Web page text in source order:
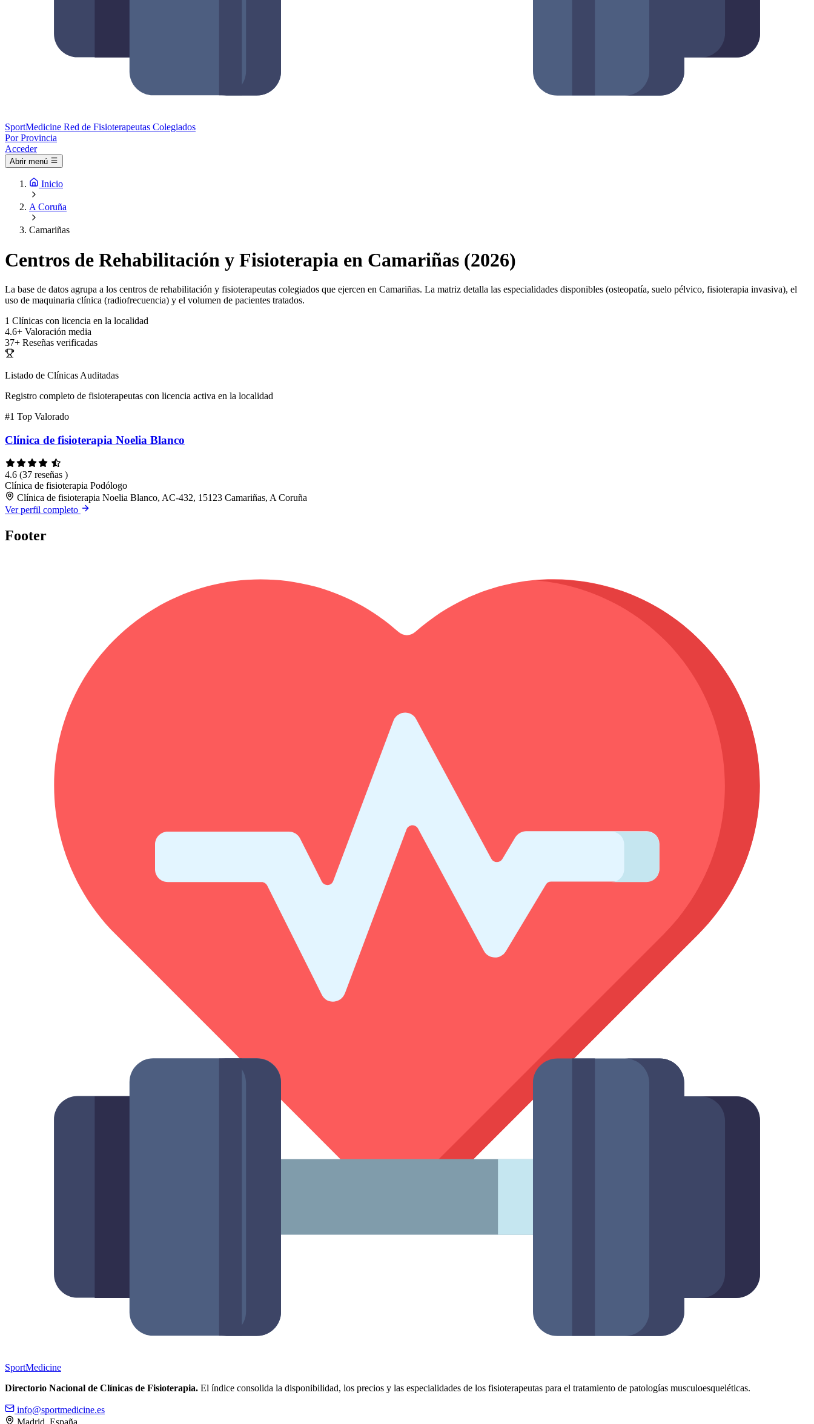
SportMedicine Red de Fisioterapeutas Colegiados
Por Provincia
Acceder
Abrir menú
Inicio
A Coruña
Camariñas
Centros de Rehabilitación y Fisioterapia en Camariñas (2026)
La base de datos agrupa a los centros de rehabilitación y fisioterapeutas colegiados que ejercen en Camariñas. La matriz detalla las especialidades disponibles (osteopatía, suelo pélvico, fisioterapia invasiva), el
uso de maquinaria clínica (radiofrecuencia) y el volumen de pacientes tratados.
1 Clínicas con licencia en la localidad
4.6+ Valoración media
37+ Reseñas verificadas
Listado de Clínicas Auditadas
Registro completo de fisioterapeutas con licencia activa en la localidad
#1 Top Valorado
Clínica de fisioterapia Noelia Blanco
4.6 (37 reseñas )
Clínica de fisioterapia Podólogo
Clínica de fisioterapia Noelia Blanco, AC-432, 15123 Camariñas, A Coruña
Ver perfil completo
Footer
SportMedicine
Directorio Nacional de Clínicas de Fisioterapia. El índice consolida la disponibilidad, los precios y las especialidades de los fisioterapeutas para el tratamiento de patologías musculoesqueléticas.
info@sportmedicine.es